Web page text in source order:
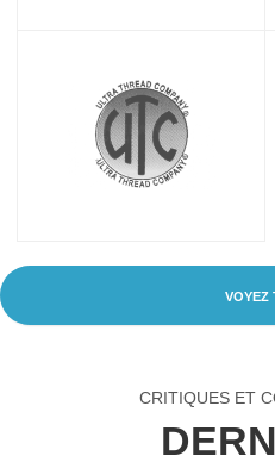
VOYEZ
CRITIQUES ET